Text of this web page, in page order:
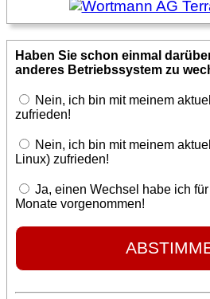
Haben Sie schon einmal
anderes Betriebssystem zu
Nein, ich bin mit meinem
zufrieden!
Nein, ich bin mit meinem
Linux) zufrieden!
Ja, einen Wechsel habe ich
Monate vorgenommen!